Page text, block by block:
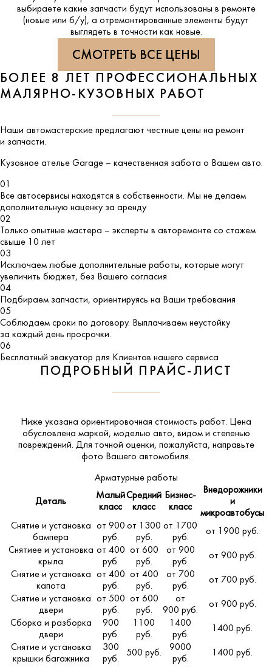
выбираете какие запчасти будут использованы в ремонте
(новые или б/у), а отремонтированные элементы будут
выглядеть в точности как новые.
СМОТРЕТЬ ВСЕ ЦЕНЫ
БОЛЕЕ 8 ЛЕТ ПРОФЕССИОНАЛЬНЫХ
МАЛЯРНО-КУЗОВНЫХ РАБОТ
Наши автомастерские предлагают честные цены на ремонт
и запчасти.
Кузовное ателье Garage – качественная забота о Вашем авто.
01
Все автосервисы находятся в собственности. Мы не делаем
дополнительную наценку за аренду
02
Только опытные мастера – эксперты в авторемонте со стажем
свыше 10 лет
03
Исключаем любые дополнительные работы, которые могут
увеличить бюджет, без Вашего согласия
04
Подбираем запчасти, ориентируясь на Ваши требования
05
Соблюдаем сроки по договору. Выплачиваем неустойку
за каждый день просрочки.
06
Бесплатный эвакуатор для Клиентов нашего сервиса
ПОДРОБНЫЙ ПРАЙС-ЛИСТ
Ниже указана ориентировочная стоимость работ. Цена
обусловлена маркой, моделью авто, видом и степенью
повреждений. Для точной оценки, пожалуйста, направьте
фото Вашего автомобиля.
Арматурные работы
Деталь
Малый
класс
Средний
класс
Бизнес-
класс
Внедорожники
и
микроавтобусы
Снятие и установка
бампера
от 900
руб.
от 1300
руб.
от 1700
руб.
от 1900 руб.
Снятиее и установка
крыла
от 400
руб.
от 600
руб.
от 900
руб.
от 900 руб.
Снятие и установка
капота
от 400
руб.
от 400
руб.
от 700
руб.
от 700 руб.
Снятие и установка
двери
от 500
руб.
от 600
руб.
от
900 руб.
от 900 руб.
Сборка и разборка
двери
900
руб.
1100
руб.
1400
руб.
1400 руб.
Снятие и установка
крышки багажника
300
руб.
500 руб.
9000
руб.
1400 руб.